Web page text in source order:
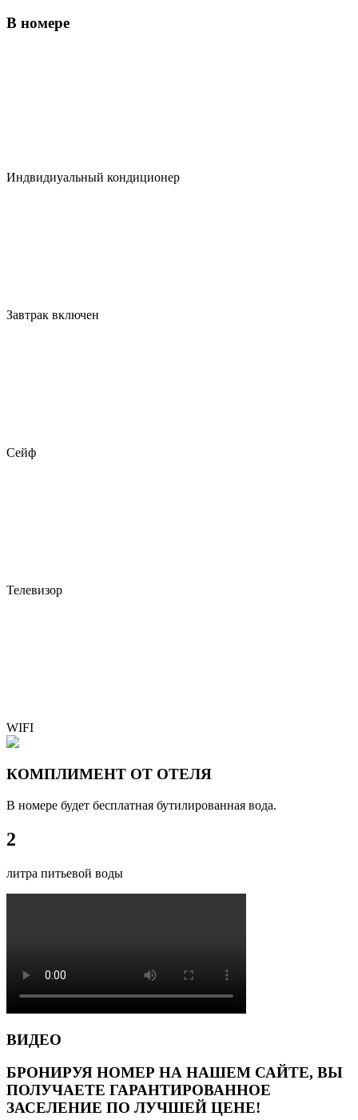
В номере
Индвидиуальный кондиционер
Завтрак включен
Сейф
Телевизор
WIFI
КОМПЛИМЕНТ ОТ ОТЕЛЯ
В номере будет бесплатная бутилированная вода.
2
литра питьевой воды
ВИДЕО
БРОНИРУЯ НОМЕР НА НАШЕМ САЙТЕ, ВЫ
ПОЛУЧАЕТЕ ГАРАНТИРОВАННОЕ
ЗАСЕЛЕНИЕ ПО ЛУЧШЕЙ ЦЕНЕ!